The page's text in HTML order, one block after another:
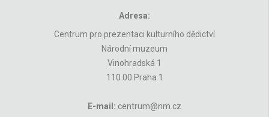
Adresa:
Centrum pro prezentaci kulturního dědictví
Národní muzeum
Vinohradská 1
110 00 Praha 1
E-mail: centrum@nm.cz